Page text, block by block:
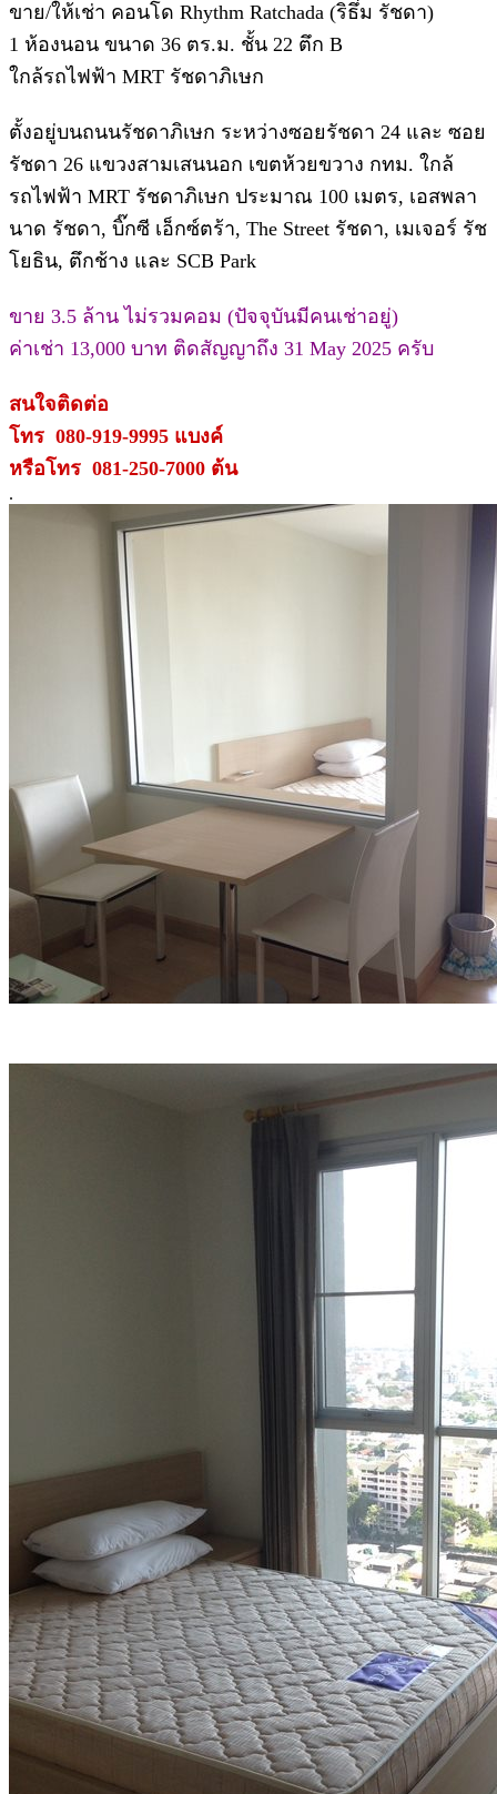
ขาย/ให้เช่า คอนโด Rhythm Ratchada (ริธึ่ม รัชดา)
1 ห้องนอน ขนาด 36 ตร.ม. ชั้น 22 ตึก B
ใกล้รถไฟฟ้า MRT รัชดาภิเษก
ตั้งอยู่บนถนนรัชดาภิเษก ระหว่างซอยรัชดา 24 และ ซอย
รัชดา 26 แขวงสามเสนนอก เขตห้วยขวาง กทม. ใกล้
รถไฟฟ้า MRT รัชดาภิเษก ประมาณ 100 เมตร, เอสพลา
นาด รัชดา, บิ๊กซี เอ็กซ์ตร้า, The Street รัชดา, เมเจอร์ รัช
โยธิน, ตึกช้าง และ SCB Park
ขาย 3.5 ล้าน ไม่รวมคอม (ปัจจุบันมีคนเช่าอยู่)
ค่าเช่า 13,000 บาท ติดสัญญาถึง 31 May 2025 ครับ
สนใจติดต่อ
โทร 080-919-9995 แบงค์
หรือโทร 081-250-7000 ต้น
.